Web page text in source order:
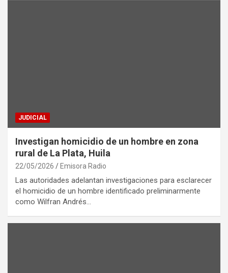
JUDICIAL
Investigan homicidio de un hombre en zona
rural de La Plata, Huila
22/05/2026 Emisora Radio
Las autoridades adelantan investigaciones para esclarecer
el homicidio de un hombre identificado preliminarmente
como Wilfran Andrés…